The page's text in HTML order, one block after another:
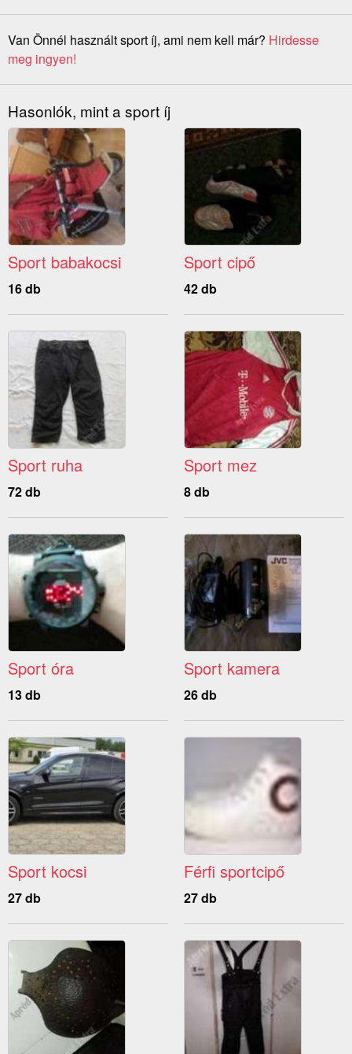
Van Önnél használt sport íj, ami nem kell már? Hirdesse
meg ingyen!
Hasonlók, mint a sport íj
Sport babakocsi
16 db
Sport cipő
42 db
Sport ruha
72 db
Sport mez
8 db
Sport óra
13 db
Sport kamera
26 db
Sport kocsi
27 db
Férfi sportcipő
27 db